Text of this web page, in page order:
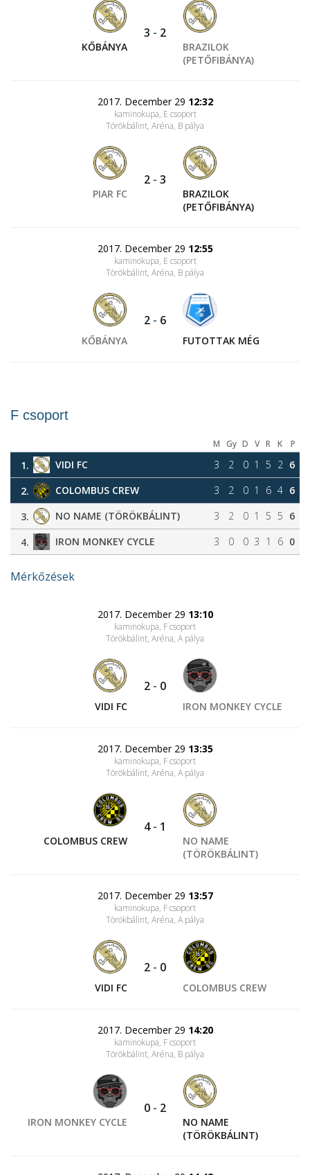
KŐBÁNYA
3 - 2
BRAZILOK
(PETŐFIBÁNYA)
2017. December 29 12:32
kaminokupa, E csoport
Törökbálint, Aréna, B pálya
PIAR FC
2 - 3
BRAZILOK
(PETŐFIBÁNYA)
2017. December 29 12:55
kaminokupa, E csoport
Törökbálint, Aréna, B pálya
KŐBÁNYA
2 - 6
FUTOTTAK MÉG
F csoport
M Gy D V R K P
1. VIDI FC 3 2 0 1 5 2 6
2.
COLOMBUS CREW 3 2 0 1 6 4 6
3.
NO NAME (TÖRÖKBÁLINT) 3 2 0 1 5 5 6
4.
IRON MONKEY CYCLE 3 0 0 3 1 6 0
Mérkőzések
2017. December 29 13:10
kaminokupa, F csoport
Törökbálint, Aréna, A pálya
VIDI FC
2 - 0
IRON MONKEY CYCLE
2017. December 29 13:35
kaminokupa, F csoport
Törökbálint, Aréna, A pálya
COLOMBUS CREW
4- 1
NO NAME
(TÖRÖKBÁLINT)
2017. December 29 13:57
kaminokupa, F csoport
Törökbálint, Aréna, A pálya
VIDI FC
2 - 0
COLOMBUS CREW
2017. December 29 14:20
kaminokupa, F csoport
Törökbálint, Aréna, B pálya
IRON MONKEY CYCLE
0 - 2
NO NAME
(TÖRÖKBÁLINT)